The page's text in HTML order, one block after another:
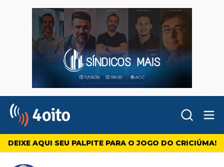
4oito
DEIXE AQUI SEU PALPITE PARA O JOGO DO CRICIÚMA!